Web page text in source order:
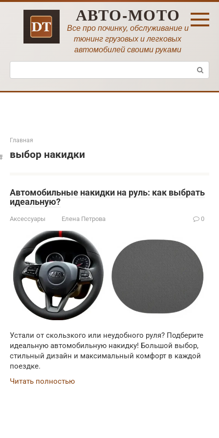
Перейти
АВТО-МОТО
Все про починку, обслуживание и
тюнинг грузовых и легковых
автомобилей своими руками
Поиск:
Главная
выбор накидки
Автомобильные накидки на руль: как выбрать
идеальную?
Аксессуары Елена Петрова 0
Устали от скользкого или неудобного руля? Подберите
идеальную автомобильную накидку! Большой выбор,
стильный дизайн и максимальный комфорт в каждой
поездке.
Читать полностью